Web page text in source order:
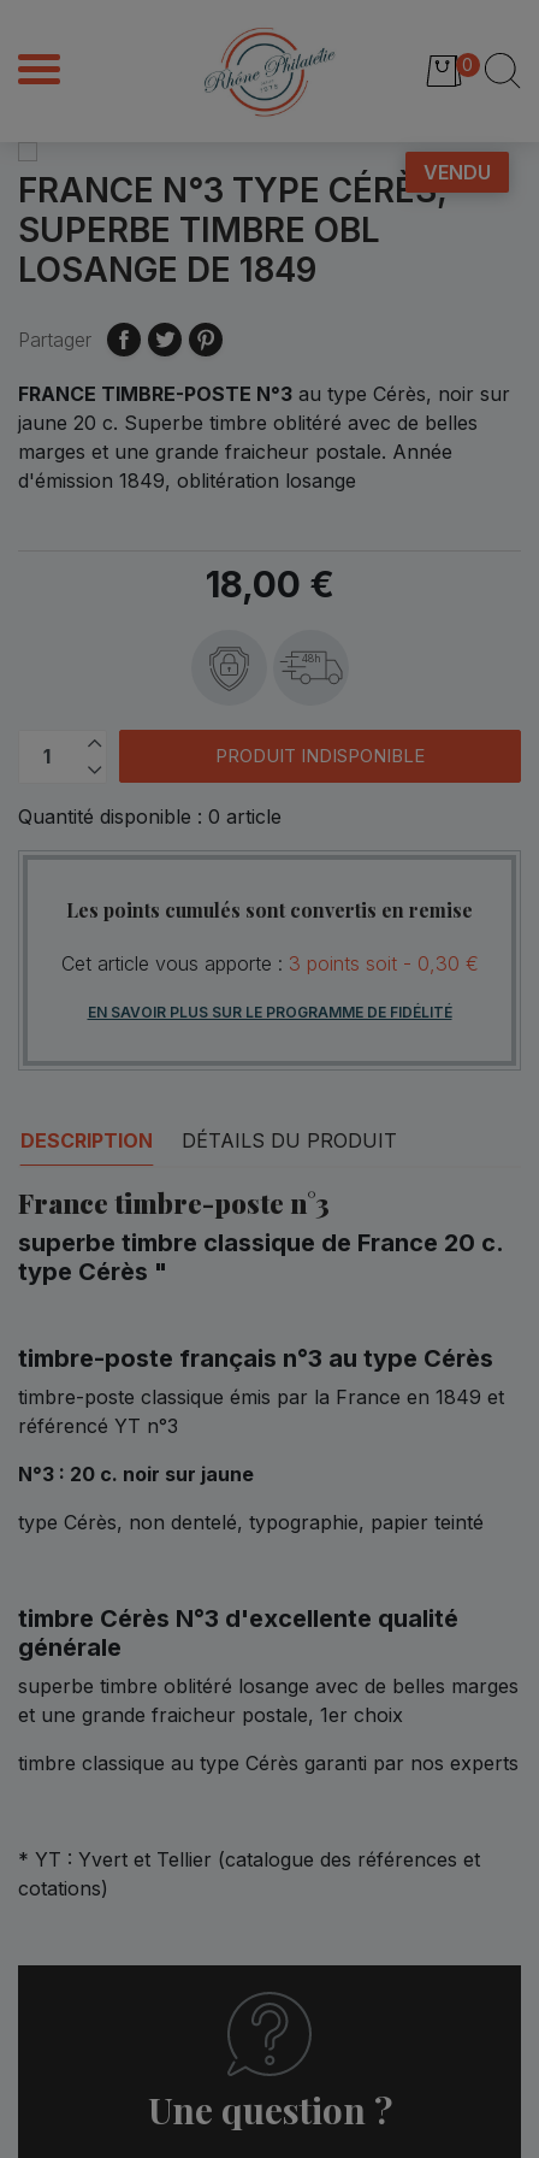
0
VENDU
FRANCE N°3 TYPE CÉRÈS,
SUPERBE TIMBRE OBL
LOSANGE DE 1849
Partager
FRANCE TIMBRE-POSTE N°3 au type Cérès, noir sur
jaune 20 c. Superbe timbre oblitéré avec de belles
marges et une grande fraicheur postale. Année
d'émission 1849, oblitération losange
18,00 €
48h
PRODUIT INDISPONIBLE
Quantité disponible : 0 article
Les points cumulés sont convertis en remise
Cet article vous apporte : 3 points soit - 0,30 €
EN SAVOIR PLUS SUR LE PROGRAMME DE FIDÉLITÉ
DESCRIPTION DÉTAILS DU PRODUIT
France timbre-poste n°3
superbe timbre classique de France 20 c.
type Cérès "
timbre-poste français n°3 au type Cérès
timbre-poste classique émis par la France en 1849 et
référencé YT n°3
N°3 : 20 c. noir sur jaune
type Cérès, non dentelé, typographie, papier teinté
timbre Cérès N°3 d'excellente qualité
générale
superbe timbre oblitéré losange avec de belles marges
et une grande fraicheur postale, 1er choix
timbre classique au type Cérès garanti par nos experts
* YT : Yvert et Tellier (catalogue des références et
cotations)
Une question ?